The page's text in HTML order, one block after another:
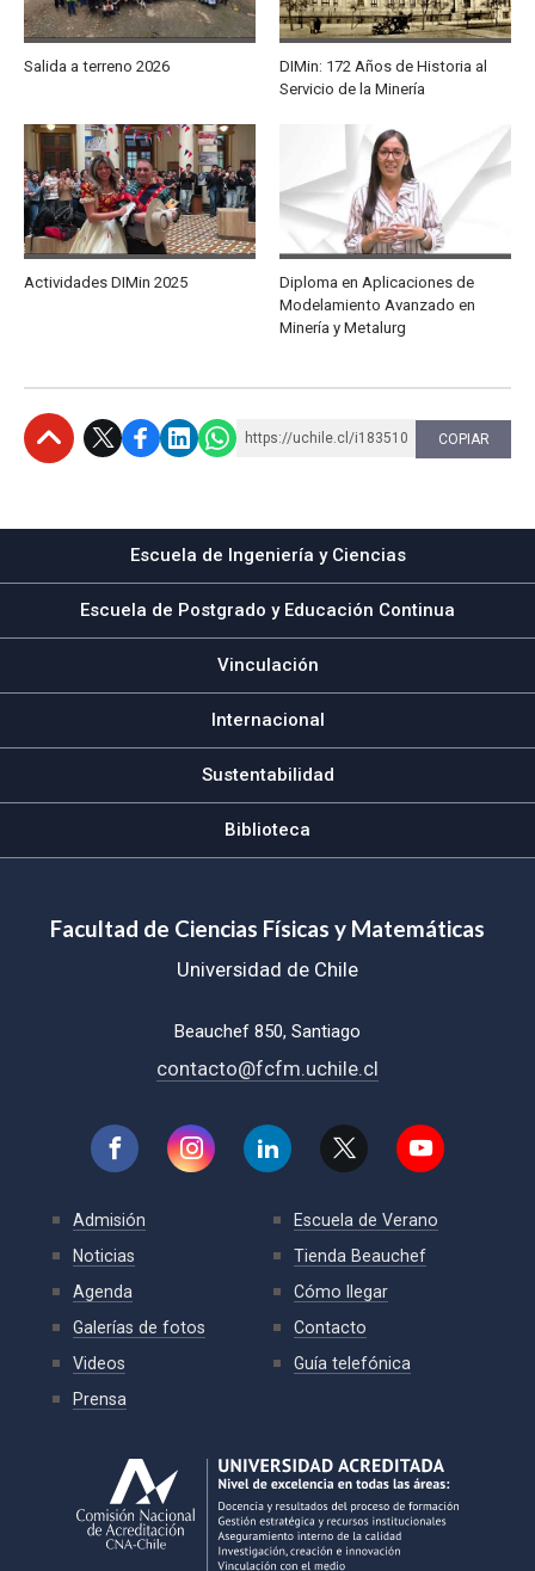
Salida a terreno 2026
DIMin: 172 Años de Historia al
Servicio de la Minería
Actividades DIMin 2025
Diploma en Aplicaciones de
Modelamiento Avanzado en
Minería y Metalurg
https://uchile.cl/i183510 COPIAR
Escuela de Ingeniería y Ciencias
Escuela de Postgrado y Educación Continua
Vinculación
Internacional
Sustentabilidad
Biblioteca
Facultad de Ciencias Físicas y Matemáticas
Universidad de Chile
Beauchef 850, Santiago
contacto@fcfm.uchile.cl
Admisión
Noticias
Agenda
Galerías de fotos
Videos
Prensa
Escuela de Verano
Tienda Beauchef
Cómo llegar
Contacto
Guía telefónica